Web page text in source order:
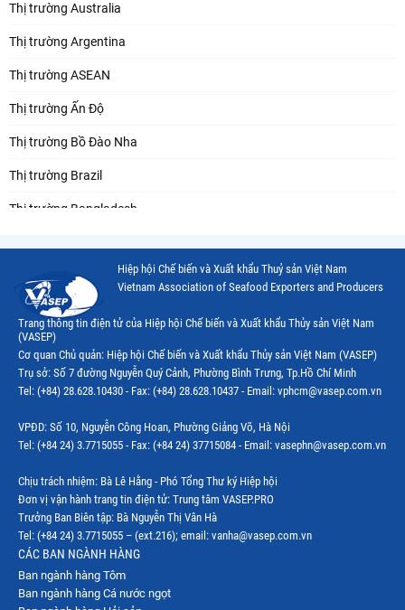
Thị trường Australia
Thị trường Argentina
Thị trường ASEAN
Thị trường Ấn Độ
Thị trường Bồ Đào Nha
Thị trường Brazil
Thị trường Bangladesh
Thị trường Canada
Thị trường Ecuador
Thị trường EU
Thị trường Indonesia
Thị trường Mỹ
Thị trường Nga
Thị trường Hàn Quốc
Thị trường Nhật Bản
Thị trường Thái Lan
Hiệp hội Chế biến và Xuất khẩu Thuỷ sản Việt Nam
Vietnam Association of Seafood Exporters and Producers
Trang thông tin điện tử của Hiệp hội Chế biến và Xuất khẩu Thủy sản Việt Nam
(VASEP)
Cơ quan Chủ quản: Hiệp hội Chế biến và Xuất khẩu Thủy sản Việt Nam (VASEP)
Trụ sở: Số 7 đường Nguyễn Quý Cảnh, Phường Bình Trưng, Tp.Hồ Chí Minh
Tel: (+84) 28.628.10430 - Fax: (+84) 28.628.10437 - Email: vphcm@vasep.com.vn
VPĐD: Số 10, Nguyễn Công Hoan, Phường Giảng Võ, Hà Nội
Tel: (+84 24) 3.7715055 - Fax: (+84 24) 37715084 - Email: vasephn@vasep.com.vn
Chịu trách nhiệm: Bà Lê Hằng - Phó Tổng Thư ký Hiệp hội
Đơn vị vận hành trang tin điện tử: Trung tâm VASEP.PRO
Trưởng Ban Biên tập: Bà Nguyễn Thị Vân Hà
Tel: (+84 24) 3.7715055 – (ext.216); email: vanha@vasep.com.vn
CÁC BAN NGÀNH HÀNG
Ban ngành hàng Tôm
Ban ngành hàng Cá nước ngọt